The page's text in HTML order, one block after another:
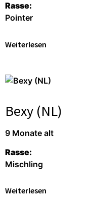
Rasse:
Pointer
Weiterlesen
Bexy (NL)
9 Monate alt
Rasse:
Mischling
Weiterlesen